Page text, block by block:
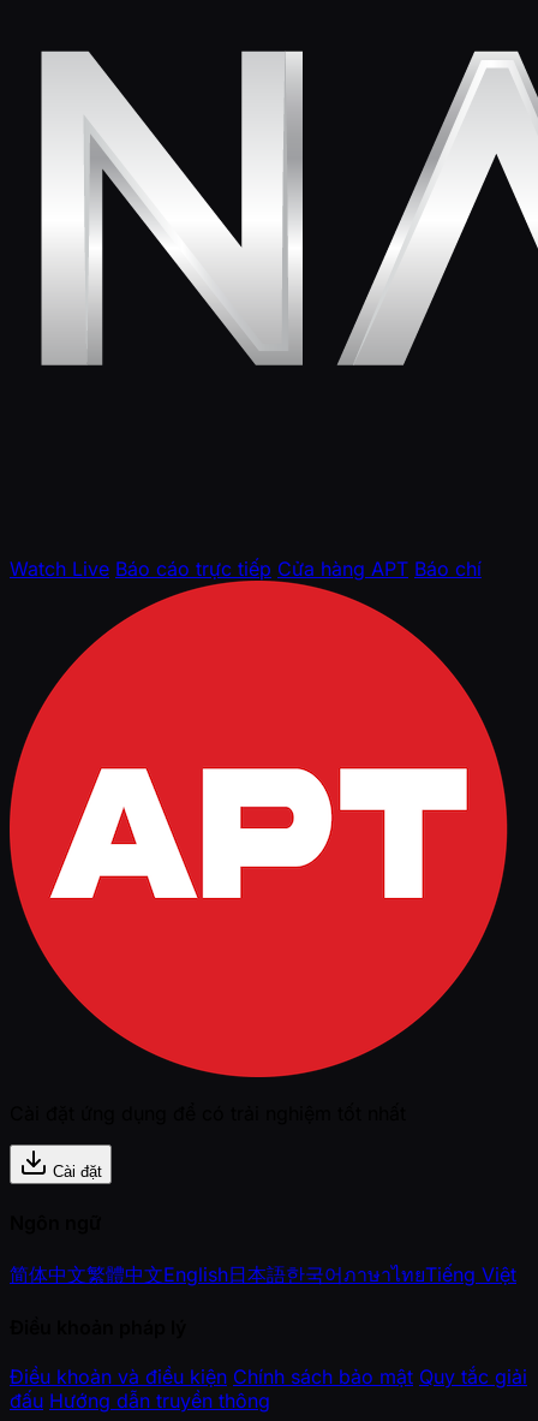
Watch Live Báo cáo trực tiếp Cửa hàng APT Báo chí
Cài đặt
简体中文繁體中文English日本語한국어ภาษาไทยTiếng Việt
Điều khoản và điều kiện Chính sách bảo mật Quy tắc giải
đấu Hướng dẫn truyền thông